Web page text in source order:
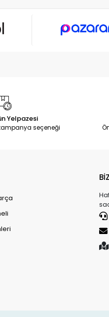
Yelpazesi
seçeneği